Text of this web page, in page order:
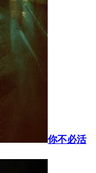
你不必活